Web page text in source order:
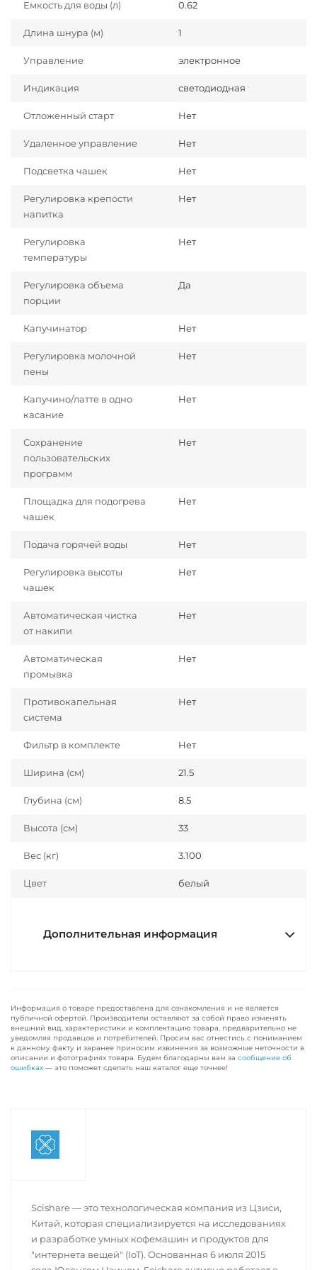
Емкость для воды (л) 0.62
Длина шнура (м) 1
Управление электронное
Индикация светодиодная
Отложенный старт Нет
Удаленное управление Нет
Подсветка чашек Нет
Регулировка крепости
напитка
Нет
Регулировка
температуры
Нет
Регулировка объема
порции
Да
Капучинатор Нет
Регулировка молочной
пены
Нет
Капучино/латте в одно
касание
Нет
Сохранение
пользовательских
программ
Нет
Площадка для подогрева
чашек
Нет
Подача горячей воды Нет
Регулировка высоты
чашек
Нет
Автоматическая чистка
от накипи
Нет
Автоматическая
промывка
Нет
Противокапельная
система
Нет
Фильтр в комплекте Нет
Ширина (см) 21.5
Глубина (см) 8.5
Высота (см) 33
Вес (кг) 3.100
Цвет белый
Дополнительная информация
Информация о товаре предоставлена для ознакомления и не является
публичной офертой. Производители оставляют за собой право изменять
внешний вид, характеристики и комплектацию товара, предварительно не
уведомляя продавцов и потребителей. Просим вас отнестись с пониманием
к данному факту и заранее приносим извинения за возможные неточности в
описании и фотографиях товара. Будем благодарны вам за сообщение об
ошибках — это поможет сделать наш каталог еще точнее!
Scishare — это технологическая компания из Цзиси,
Китай, которая специализируется на исследованиях
и разработке умных кофемашин и продуктов для
"интернета вещей" (IoT). Основанная 6 июля 2015